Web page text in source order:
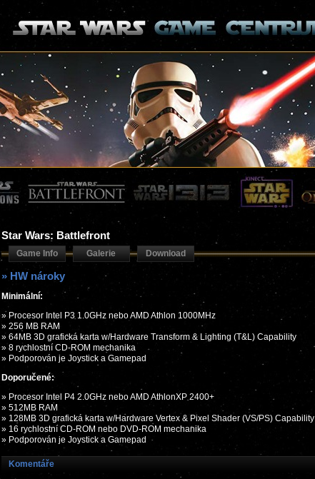
Star Wars: Battlefront
Game Info Galerie Download
» HW nároky
Minimální:
» Procesor Intel P3 1.0GHz nebo AMD Athlon 1000MHz
» 256 MB RAM
» 64MB 3D grafická karta w/Hardware Transform & Lighting (T&L) Capability
» 8 rychlostní CD-ROM mechanika
» Podporován je Joystick a Gamepad
Doporučené:
» Procesor Intel P4 2.0GHz nebo AMD AthlonXP 2400+
» 512MB RAM
» 128MB 3D grafická karta w/Hardware Vertex & Pixel Shader (VS/PS) Capability
» 16 rychlostní CD-ROM nebo DVD-ROM mechanika
» Podporován je Joystick a Gamepad
Komentáře